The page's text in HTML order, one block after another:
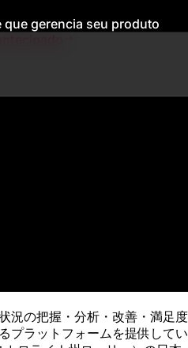
gerencia seu produto
況の把握・分析・改善・満足度
プラットフォームを提供してい